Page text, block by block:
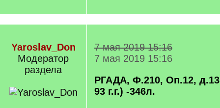
Yaroslav_Don
Модератор
раздела
7 мая 2019 15:16
7 мая 2019 15:16
РГАДА, Ф.210, Оп.12,
93 г.г.) -346л.